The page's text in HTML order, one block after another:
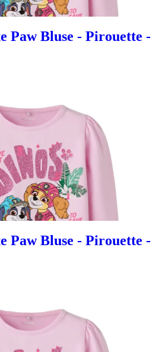
Paw Bluse - Pirouette -
Paw Bluse - Pirouette -